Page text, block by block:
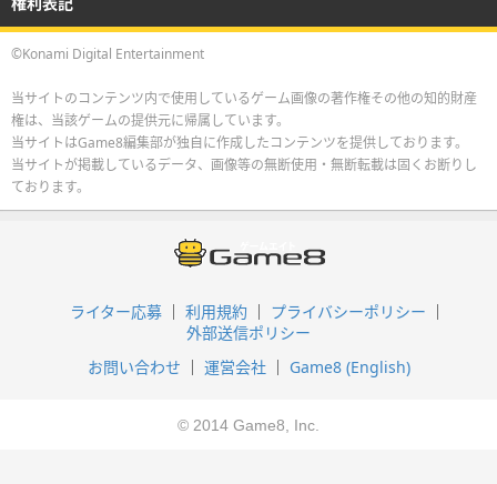
©Konami Digital Entertainment
当サイトのコンテンツ内で使用しているゲーム画像の著作権その他の知的財産
権は、当該ゲームの提供元に帰属しています。
当サイトはGame8編集部が独自に作成したコンテンツを提供しております。
当サイトが掲載しているデータ、画像等の無断使用・無断転載は固くお断りし
ております。
ライター応募 利用規約
プライバシーポリシー
外部送信ポリシー
お問い合わせ
運営会社 Game8 (English)
© 2014 Game8, Inc.